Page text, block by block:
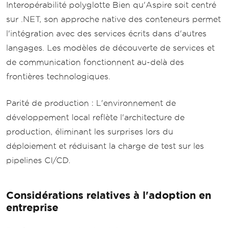
Interopérabilité polyglotte Bien qu'Aspire soit centré
sur .NET, son approche native des conteneurs permet
l'intégration avec des services écrits dans d'autres
langages. Les modèles de découverte de services et
de communication fonctionnent au-delà des
frontières technologiques.
Parité de production : L'environnement de
développement local reflète l'architecture de
production, éliminant les surprises lors du
déploiement et réduisant la charge de test sur les
pipelines CI/CD.
Considérations relatives à l'adoption en
entreprise